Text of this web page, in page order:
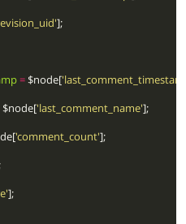
];
= $node[
$node['last_comment_name' ];
'comment_count' ];
];
];